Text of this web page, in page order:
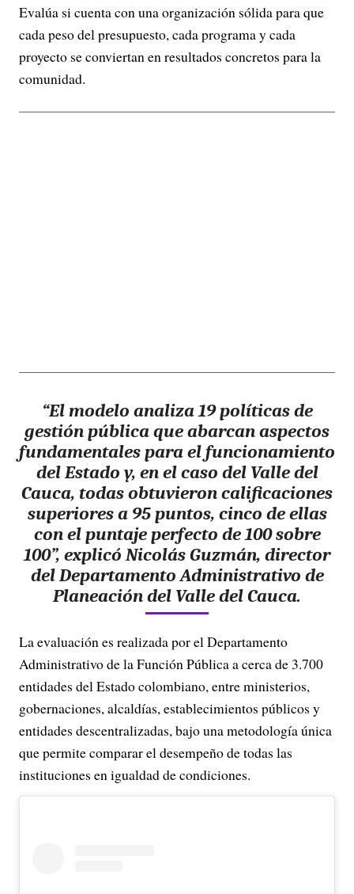
Evalúa si cuenta con una organización sólida para que
cada peso del presupuesto, cada programa y cada
proyecto se conviertan en resultados concretos para la
comunidad.
“El modelo analiza 19 políticas de
gestión pública que abarcan aspectos
fundamentales para el funcionamiento
del Estado y, en el caso del Valle del
Cauca, todas obtuvieron calificaciones
superiores a 95 puntos, cinco de ellas
con el puntaje perfecto de 100 sobre
100”, explicó Nicolás Guzmán, director
del Departamento Administrativo de
Planeación del Valle del Cauca.
La evaluación es realizada por el Departamento
Administrativo de la Función Pública a cerca de 3.700
entidades del Estado colombiano, entre ministerios,
gobernaciones, alcaldías, establecimientos públicos y
entidades descentralizadas, bajo una metodología única
que permite comparar el desempeño de todas las
instituciones en igualdad de condiciones.